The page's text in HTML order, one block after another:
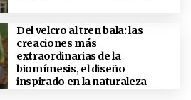
Del velcro al tren bala: las
creaciones más
extraordinarias de la
biomímesis, el diseño
inspirado en la naturaleza